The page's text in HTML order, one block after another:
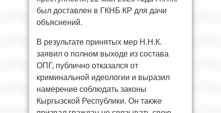
был доставлен в ГКНБ КР для дачи
объяснений.
В результате принятых мер Н.Н.К.
заявил о полном выходе из состава
ОПГ, публично отказался от
криминальной идеологии и выразил
намерение соблюдать законы
Кыргызской Республики. Он также